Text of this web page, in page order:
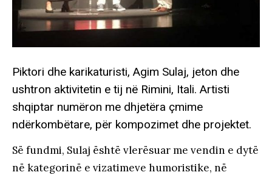
Piktori dhe karikaturisti, Agim Sulaj, jeton dhe
ushtron aktivitetin e tij në Rimini, Itali. Artisti
shqiptar numëron me dhjetëra çmime
ndërkombëtare, për kompozimet dhe projektet.
Së fundmi, Sulaj është vlerësuar me vendin e dytë
në kategorinë e vizatimeve humoristike, në